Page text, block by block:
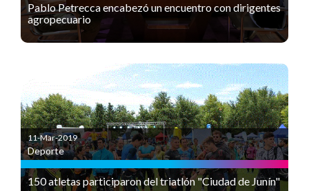
Pablo Petrecca encabezó un encuentro con dirigentes
agropecuario
11-Mar-2019
Deporte
150 atletas participaron del triatlón "Ciudad de Junín"